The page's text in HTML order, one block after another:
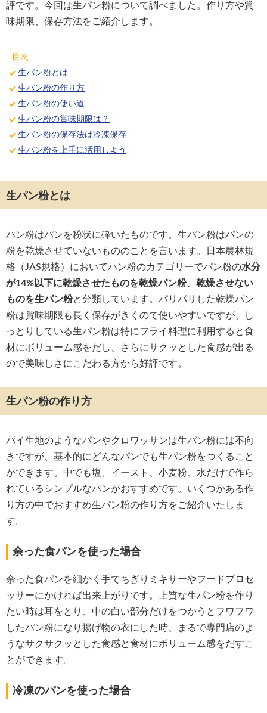
評です。今回は生パン粉について調べました。作り方や賞
味期限、保存方法をご紹介します。
目次
生パン粉とは
生パン粉の作り方
生パン粉の使い道
生パン粉の賞味期限は？
生パン粉の保存法は冷凍保存
生パン粉を上手に活用しよう
生パン粉とは
パン粉はパンを粉状に砕いたものです。生パン粉はパンの
粉を乾燥させていないもののことを言います。日本農林規
格（JAS規格）においてパン粉のカテゴリーでパン粉の水分
が14%以下に乾燥させたものを乾燥パン粉、 乾燥させない
ものを生パン粉と分類しています。パリパリした乾燥パン
粉は賞味期限も長く保存がきくので使いやすいですが、し
っとりしている生パン粉は特にフライ料理に利用すると食
材にボリューム感をだし、さらにサクッとした食感が出る
ので美味しさにこだわる方から好評です。
生パン粉の作り方
パイ生地のようなパンやクロワッサンは生パン粉には不向
きですが、基本的にどんなパンでも生パン粉をつくること
ができます。中でも塩、イースト、小麦粉、水だけで作ら
れているシンプルなパンがおすすめです。いくつかある作
り方の中でおすすめ生パン粉の作り方をご紹介いたしま
す。
余った食パンを使った場合
余った食パンを細かく手でちぎりミキサーやフードプロセ
ッサーにかければ出来上がりです。上質な生パン粉を作り
たい時は耳をとり、中の白い部分だけをつかうとフワフワ
したパン粉になり揚げ物の衣にした時、まるで専門店のよ
うなサクサクッとした食感と食材にボリューム感をだすこ
とができます。
冷凍のパンを使った場合